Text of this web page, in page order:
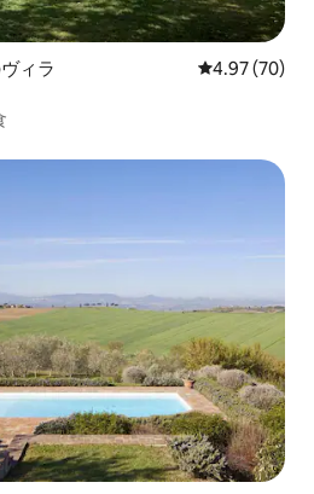
ィラ レビュー70
4.97 (70)